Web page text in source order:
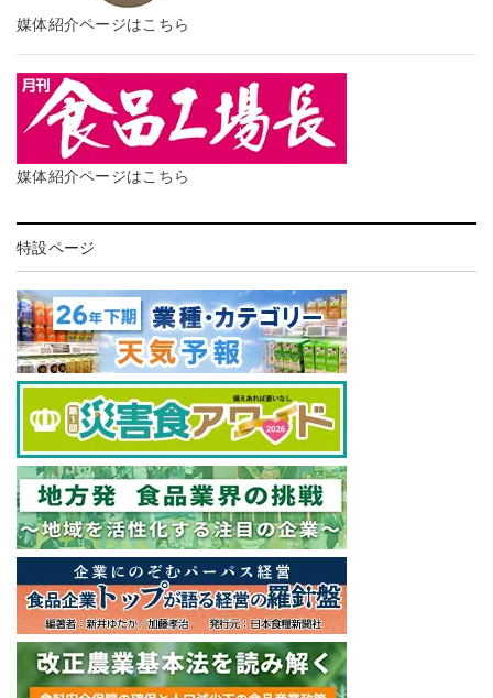
媒体紹介ページはこちら
媒体紹介ページはこちら
特設ページ